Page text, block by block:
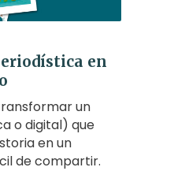
en
un
o digital) que
en un
de compartir.